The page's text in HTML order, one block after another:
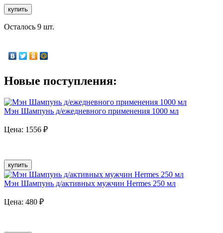
купить
Осталось 9 шт.
Новые поступления:
Мэн Шампунь д/ежедневного применения 1000 мл
Цена: 1556 ₽
купить
Мэн Шампунь д/активных мужчин Hermes 250 мл
Цена: 480 ₽